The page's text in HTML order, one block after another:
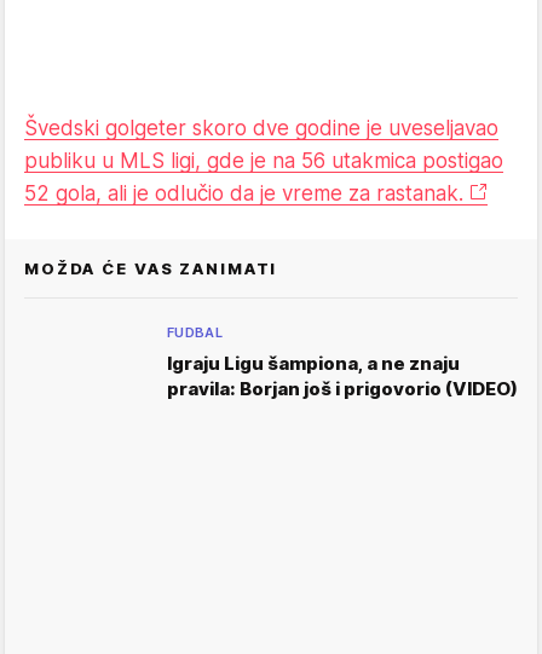
Švedski golgeter skoro dve godine je uveseljavao
publiku u MLS ligi, gde je na 56 utakmica postigao
52 gola, ali je odlučio da je vreme za rastanak.
MOŽDA ĆE VAS ZANIMATI
FUDBAL
Igraju Ligu šampiona, a ne znaju
pravila: Borjan još i prigovorio (VIDEO)